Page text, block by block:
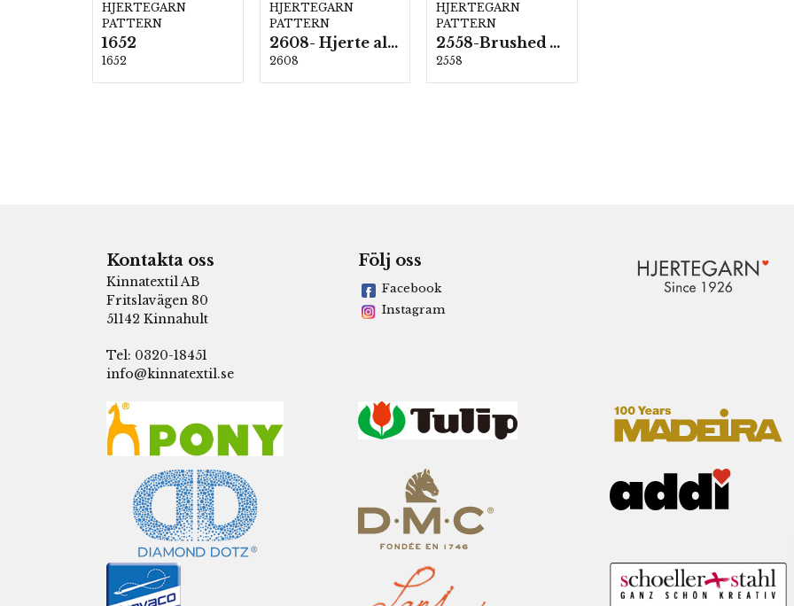
HJERTEGARN
PATTERN
1652
1652
HJERTEGARN
PATTERN
2608- Hjerte alpacka
2608
HJERTEGARN
PATTERN
2558-Brushed Armonia
2558
Kontakta oss
Kinnatextil AB
Fritslavägen 80
51142 Kinnahult
Tel: 0320-18451
info@kinnatextil.se
Följ oss
Facebook
Instagram